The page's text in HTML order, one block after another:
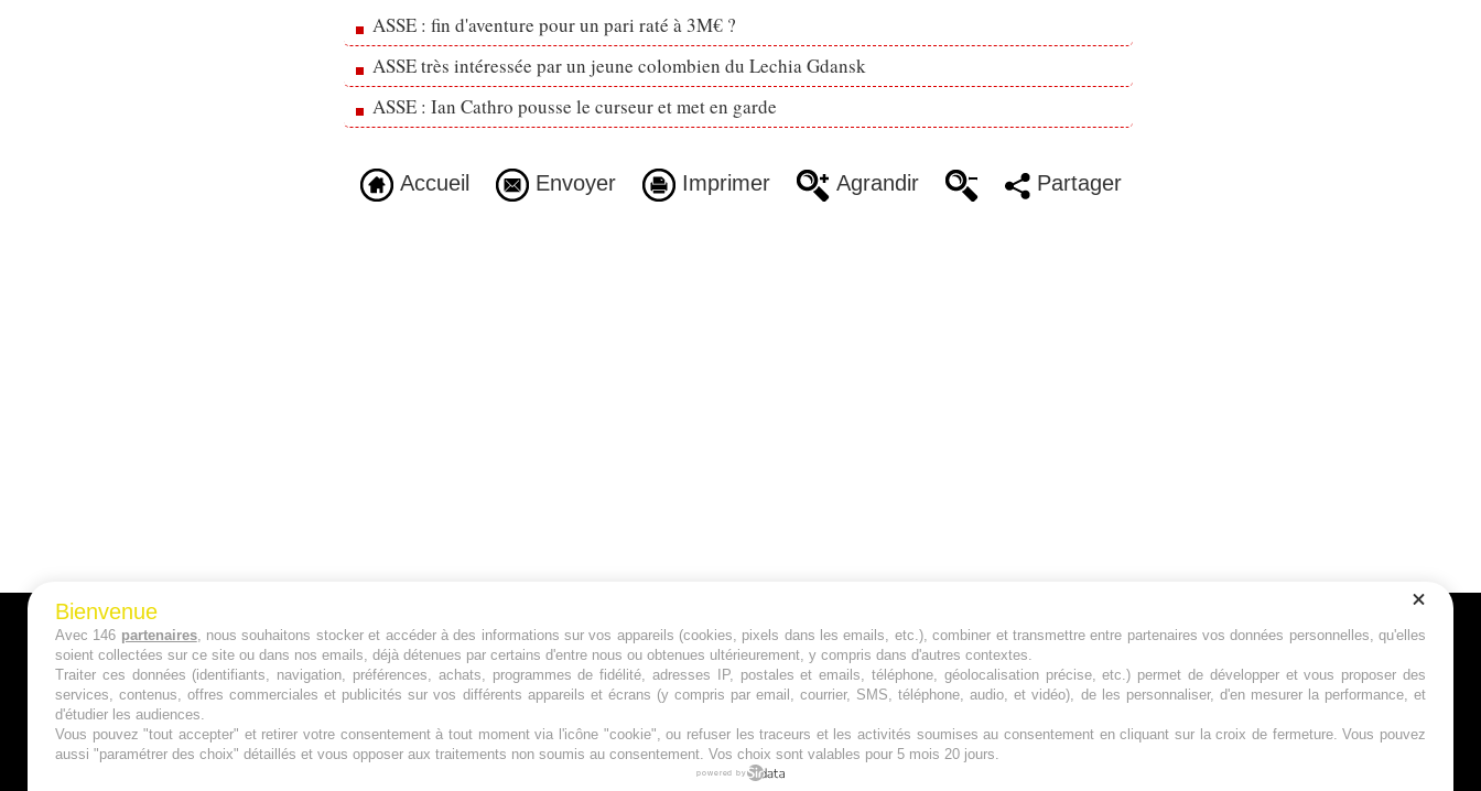
ASSE : fin d'aventure pour un pari raté à 3M€ ?
ASSE très intéressée par un jeune colombien du Lechia Gdansk
ASSE : Ian Cathro pousse le curseur et met en garde
Accueil Envoyer Imprimer Agrandir Partager
A PROPOS
Qui sommes nous ?
Mentions Légales
Jeunesfooteux est un média sportif qui traite
principalement de l'actualité de la Ligue 1 et
des grosses actualités de la Ligue 2 et du
Plan du site | Syndication |Powered by WM
Suivez-nous
Bienvenue
Avec 146 partenaires, nous souhaitons stocker et accéder à des informations sur vos appareils (cookies, pixels dans les emails, etc.), combiner et transmettre entre partenaires vos données personnelles, qu'elles
soient collectées sur ce site ou dans nos emails, déjà détenues par certains d'entre nous ou obtenues ultérieurement, y compris dans d'autres contextes.
Traiter ces données (identifiants, navigation, préférences, achats, programmes de fidélité, adresses IP, postales et emails, téléphone, géolocalisation précise, etc.) permet de développer et vous proposer des
services, contenus, offres commerciales et publicités sur vos différents appareils et écrans (y compris par email, courrier, SMS, téléphone, audio, et vidéo), de les personnaliser, d'en mesurer la performance, et
d'étudier les audiences.
Vous pouvez "tout accepter" et retirer votre consentement à tout moment via l'icône "cookie", ou refuser les traceurs et les activités soumises au consentement en cliquant sur la croix de fermeture. Vous pouvez
aussi "paramétrer des choix" détaillés et vous opposer aux traitements non soumis au consentement. Vos choix sont valables pour 5 mois 20 jours.
powered by